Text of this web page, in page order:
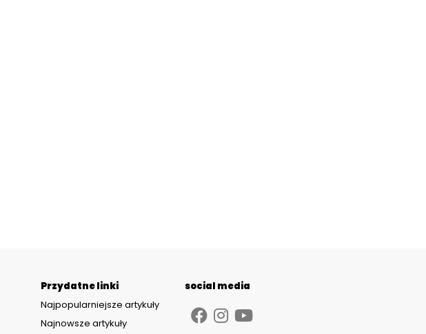
Przydatne linki
Najpopularniejsze artykuły
Najnowsze artykuły
social media